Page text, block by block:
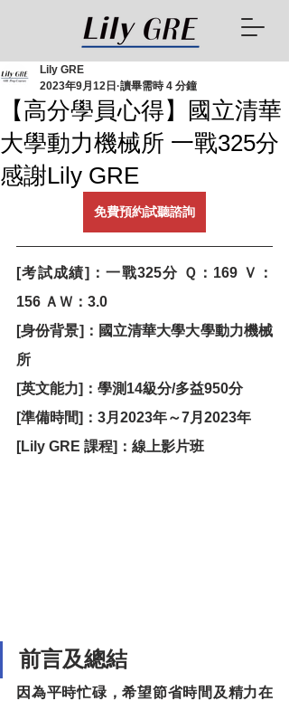
【高分學員心得】國立清華
大學動力機械所 一戰325分
感謝Lily GRE
Lily GRE
2023年9月12日 讀畢需時 4 分鐘
免費預約試聽諮詢
[考試成績]：一戰325分 Ｑ：169 Ｖ：
156 ＡＷ：3.0
[身份背景]：國立清華大學大學動力機械
所
[英文能力]：學測14級分/多益950分
[準備時間]：3月2023年～7月2023年
[Lily GRE 課程]：線上影片班
前言及總結
因為平時忙碌，希望節省時間及精力在